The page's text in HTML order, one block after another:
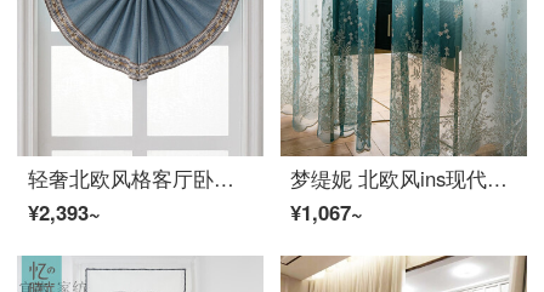
轻奢北欧风格客厅卧室餐厅飘窗简约扇形罗马帘升降遮光窗帘 梦之海-浅蓝色 平方米
¥2,393~
梦缇妮 北欧风ins现代简约渐变绣花レース窗帘客厅卧室阳台レース成品帘白レース飘窗 璀璨レース-天青色 宽3.5米*高2.7米打孔款一片高可改
¥1,067~